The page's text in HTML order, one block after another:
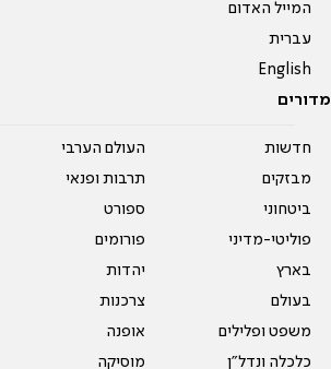
המייל האדום
עברית
English
מדורים
חדשות
מבזקים
ביטחוני
פוליטי-מדיני
בארץ
בעולם
משפט ופלילים
כלכלה ונדל"ן
העולם הערבי
תרבות ופנאי
ספורט
פורומים
יהדות
צרכנות
אופנה
מוסיקה